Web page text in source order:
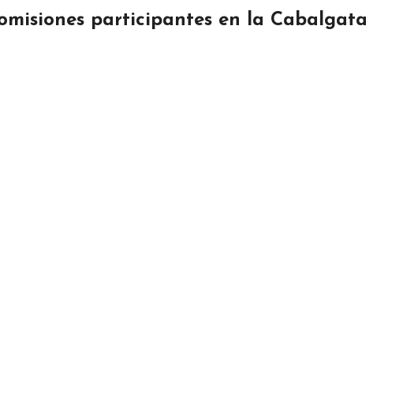
participantes en la Cabalgata